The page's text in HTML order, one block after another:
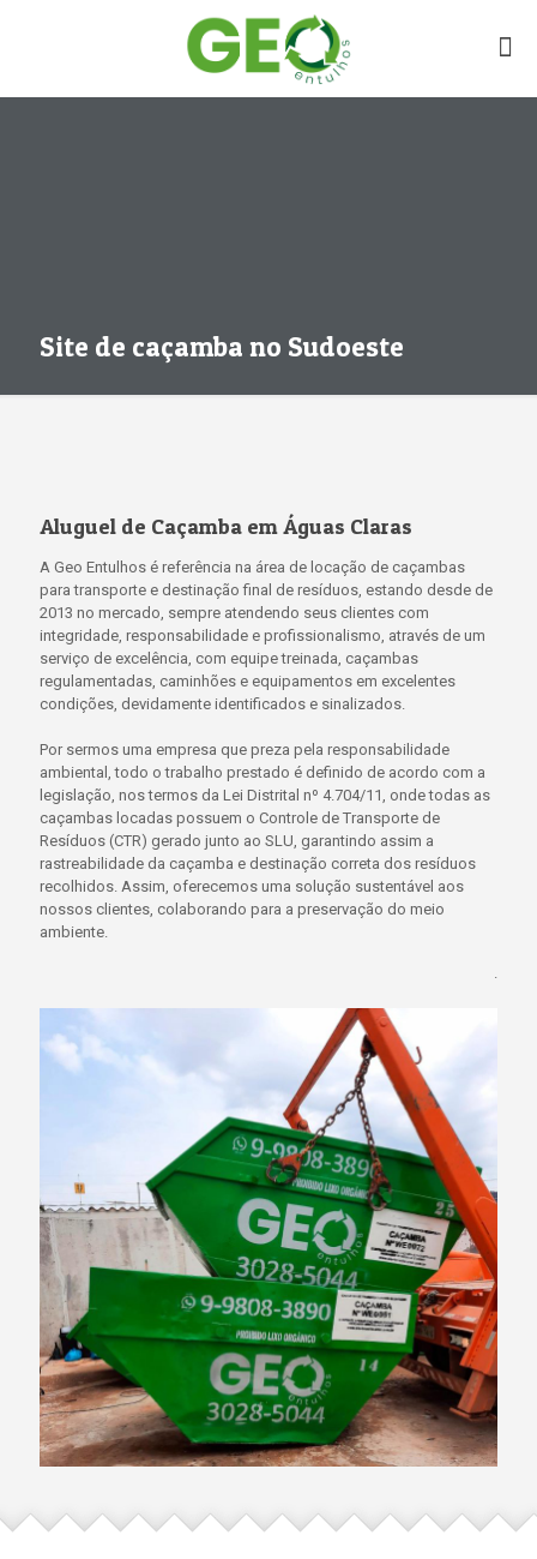
Site de caçamba no Sudoeste
Aluguel de Caçamba em Águas Claras
A Geo Entulhos é referência na área de locação de caçambas
para transporte e destinação final de resíduos, estando desde de
2013 no mercado, sempre atendendo seus clientes com
integridade, responsabilidade e profissionalismo, através de um
serviço de excelência, com equipe treinada, caçambas
regulamentadas, caminhões e equipamentos em excelentes
condições, devidamente identificados e sinalizados.
Por sermos uma empresa que preza pela responsabilidade
ambiental, todo o trabalho prestado é definido de acordo com a
legislação, nos termos da Lei Distrital nº 4.704/11, onde todas as
caçambas locadas possuem o Controle de Transporte de
Resíduos (CTR) gerado junto ao SLU, garantindo assim a
rastreabilidade da caçamba e destinação correta dos resíduos
recolhidos. Assim, oferecemos uma solução sustentável aos
nossos clientes, colaborando para a preservação do meio
ambiente.
.